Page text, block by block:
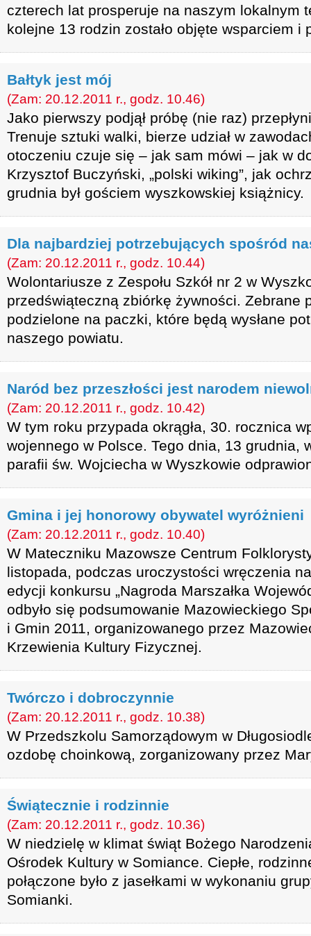
czterech lat prosperuje na naszym lokalnym
kolejne 13 rodzin zostało objęte wsparciem i
Bałtyk jest mój
(Zam: 20.12.2011 r., godz. 10.46)
Jako pierwszy podjął próbę (nie raz)
Trenuje sztuki walki, bierze udział w
otoczeniu czuje się – jak sam mówi – jak w
Krzysztof Buczyński, „polski wiking”, jak
grudnia był gościem wyszkowskiej książnicy.
Dla najbardziej potrzebujących spośród
(Zam: 20.12.2011 r., godz. 10.44)
Wolontariusze z Zespołu Szkół nr 2 w
przedświąteczną zbiórkę żywności. Zebrane
podzielone na paczki, które będą wysłane
naszego powiatu.
Naród bez przeszłości jest narodem
(Zam: 20.12.2011 r., godz. 10.42)
W tym roku przypada okrągła, 30. rocznica
wojennego w Polsce. Tego dnia, 13 grudnia,
parafii św. Wojciecha w Wyszkowie
Gmina i jej honorowy obywatel wyróżnieni
(Zam: 20.12.2011 r., godz. 10.40)
W Mateczniku Mazowsze Centrum
listopada, podczas uroczystości wręczenia
edycji konkursu „Nagroda Marszałka
odbyło się podsumowanie Mazowieckiego
i Gmin 2011, organizowanego przez
Krzewienia Kultury Fizycznej.
Twórczo i dobroczynnie
(Zam: 20.12.2011 r., godz. 10.38)
W Przedszkolu Samorządowym w
ozdobę choinkową, zorganizowany przez
Świątecznie i rodzinnie
(Zam: 20.12.2011 r., godz. 10.36)
W niedzielę w klimat świąt Bożego
Ośrodek Kultury w Somiance. Ciepłe,
połączone było z jasełkami w wykonaniu
Somianki.